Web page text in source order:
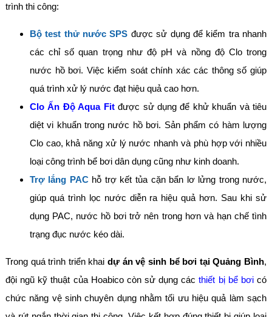
trình thi công:
Bộ test thử nước SPS được sử dụng để kiểm tra nhanh
các chỉ số quan trọng như độ pH và nồng độ Clo trong
nước hồ bơi. Việc kiểm soát chính xác các thông số giúp
quá trình xử lý nước đạt hiệu quả cao hơn.
Clo Ấn Độ Aqua Fitđược sử dụng để khử khuẩn và tiêu
diệt vi khuẩn trong nước hồ bơi. Sản phẩm có hàm lượng
Clo cao, khả năng xử lý nước nhanh và phù hợp với nhiều
loại công trình bể bơi dân dụng cũng như kinh doanh.
Trợ lắng PAChỗ trợ kết tủa cặn bẩn lơ lửng trong nước,
giúp quá trình lọc nước diễn ra hiệu quả hơn. Sau khi sử
dụng PAC, nước hồ bơi trở nên trong hơn và hạn chế tình
trạng đục nước kéo dài.
Trong quá trình triển khaidự án vệ sinh bể bơi tại Quảng Bình,
đội ngũ kỹ thuật của Hoabico còn sử dụng các thiết bị bể bơicó
chức năng vệ sinh chuyên dụng nhằm tối ưu hiệu quả làm sạch